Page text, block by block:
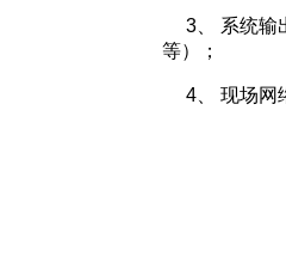
3、 系统输
等）；
4、 现场网